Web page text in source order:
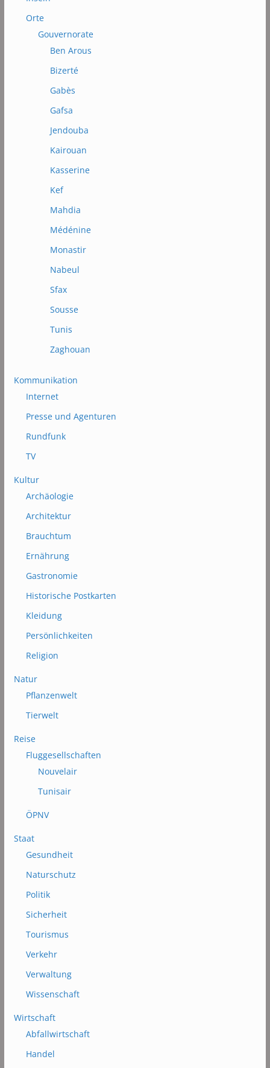
Orte
Gouvernorate
Ben Arous
Bizerté
Gabès
Gafsa
Jendouba
Kairouan
Kasserine
Kef
Mahdia
Médénine
Monastir
Nabeul
Sfax
Sousse
Tunis
Zaghouan
Kommunikation
Internet
Presse und Agenturen
Rundfunk
TV
Kultur
Archäologie
Architektur
Brauchtum
Ernährung
Gastronomie
Historische Postkarten
Kleidung
Persönlichkeiten
Religion
Natur
Pflanzenwelt
Tierwelt
Reise
Fluggesellschaften
Nouvelair
Tunisair
ÖPNV
Staat
Gesundheit
Naturschutz
Politik
Sicherheit
Tourismus
Verkehr
Verwaltung
Wissenschaft
Wirtschaft
Abfallwirtschaft
Handel